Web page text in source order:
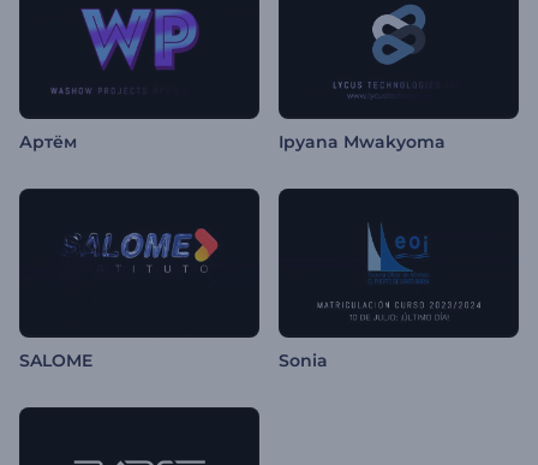
Артём Ipyana Mwakyoma
SALOME Sonia